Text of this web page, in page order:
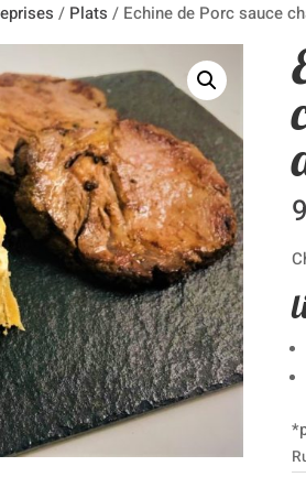
/ Plats / Echine de Porc sauce